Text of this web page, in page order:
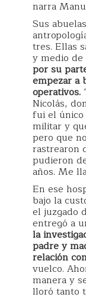
narra
Sus
tres. Ellas
y medio de
por su
empezar a
operativos.
Nicolás,
fui el único
militar y
pero que
rastrearon
pudieron
años. Me
En ese
bajo la
el juzgado
entregó a
la
padre y
relación
vuelco.
manera y
lloró tanto